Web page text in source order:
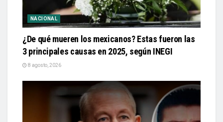
NACIONAL
¿De qué mueren los mexicanos? Estas fueron las
3 principales causas en 2025, según INEGI
8 agosto, 2026